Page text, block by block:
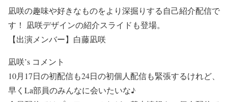
凪咲の趣味や好きなものをより深掘りする自己紹介配信で
す！ 凪咲デザインの紹介スライドも登場。
【出演メンバー】白藤凪咲
凪咲’s コメント
10月17日の初配信も24日の初個人配信も緊張するけれど、
早くLa部員のみんなに会いたいな♪